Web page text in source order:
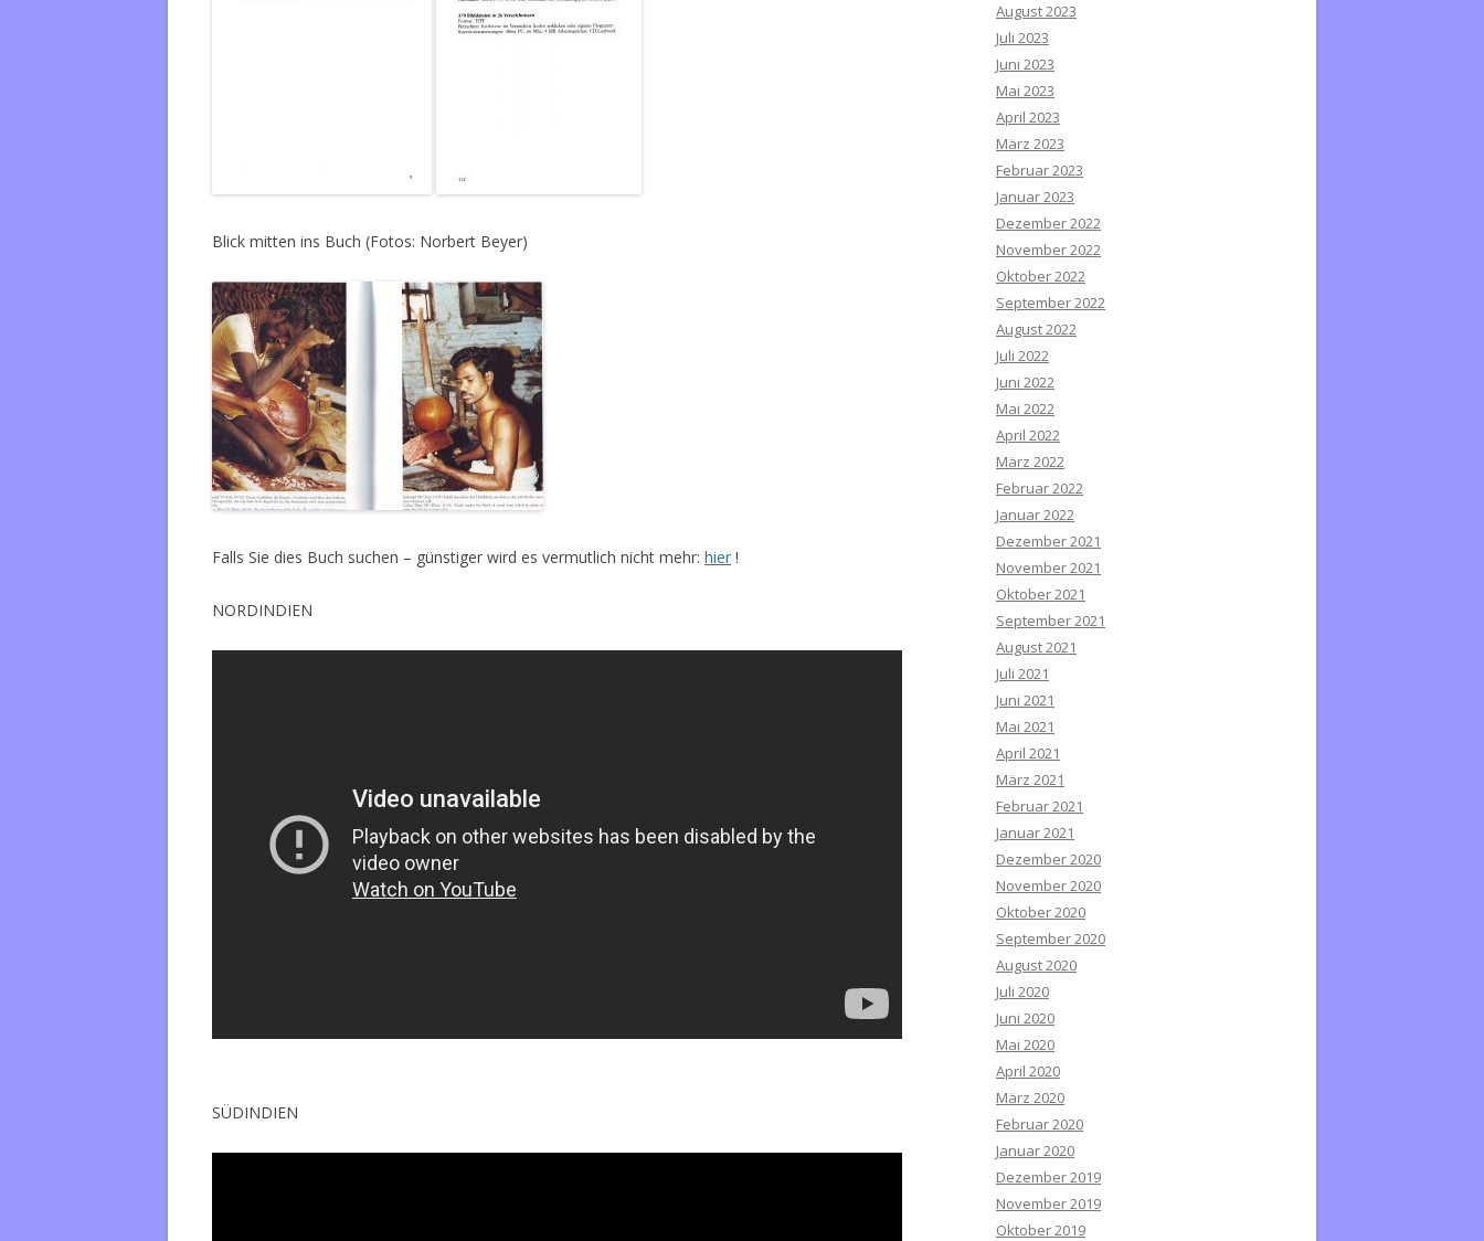
Blick mitten ins Buch (Fotos: Norbert Beyer)
Falls Sie dies Buch suchen – günstiger wird es vermutlich nicht mehr: hier !
NORDINDIEN
SÜDINDIEN
August 2023
Juli 2023
Juni 2023
Mai 2023
April 2023
März 2023
Februar 2023
Januar 2023
Dezember 2022
November 2022
Oktober 2022
September 2022
August 2022
Juli 2022
Juni 2022
Mai 2022
April 2022
März 2022
Februar 2022
Januar 2022
Dezember 2021
November 2021
Oktober 2021
September 2021
August 2021
Juli 2021
Juni 2021
Mai 2021
April 2021
März 2021
Februar 2021
Januar 2021
Dezember 2020
November 2020
Oktober 2020
September 2020
August 2020
Juli 2020
Juni 2020
Mai 2020
April 2020
März 2020
Februar 2020
Januar 2020
Dezember 2019
November 2019
Oktober 2019